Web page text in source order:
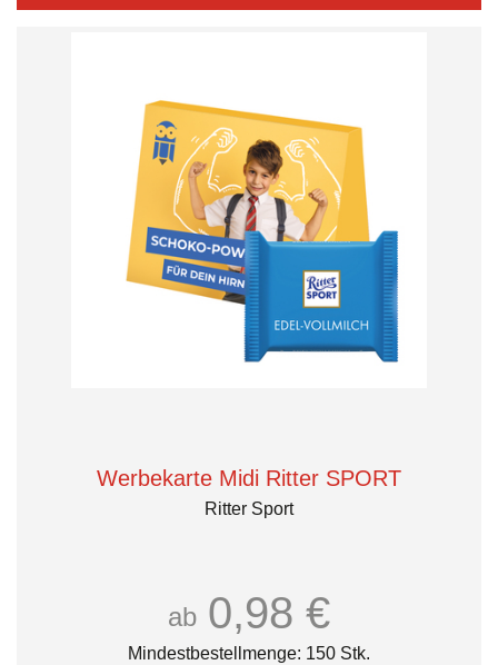
Werbekarte Midi Ritter SPORT
Ritter Sport
ab 0,98 €
Mindestbestellmenge: 150 Stk.